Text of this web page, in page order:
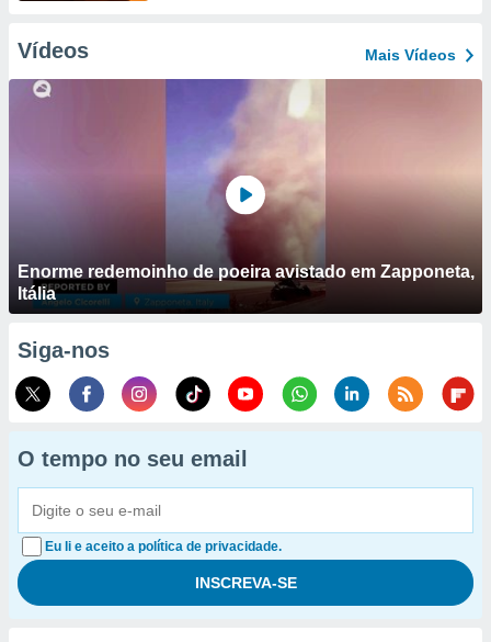
Vídeos Mais Vídeos
Enorme redemoinho de poeira avistado em Zapponeta,
Itália
Siga-nos
O tempo no seu email
Eu li e aceito a política de privacidade.